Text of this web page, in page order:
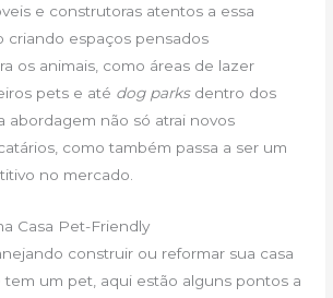
e construtoras atentos a essa
criando espaços pensados
os animais, como áreas de lazer
pets e até dog parksdentro dos
abordagem não só atrai novos
como também passa a ser um
no mercado.
Casa Pet-Friendly
construir ou reformar sua casa
um pet, aqui estão alguns pontos a